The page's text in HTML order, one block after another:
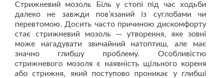
Стрижневий мозоль Біль у стопі під час ходьби
далеко не завжди пов’язаний із суглобами чи
перевтомою. Досить часто причиною дискомфорту
стає стрижневий мозоль — утворення, яке зовні
може нагадувати звичайний натоптиш, але має
значно глибшу проблему. Особливістю
стрижневого мозоля є наявність щільного кореня
або стрижня, який поступово проникає у глибші